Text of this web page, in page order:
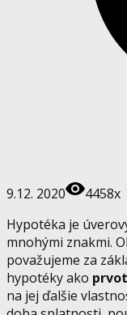
9.12. 2020
4458x
Hypotéka je
mnohými znakmi.
považujeme za
hypotéky ako
na jej ďalšie